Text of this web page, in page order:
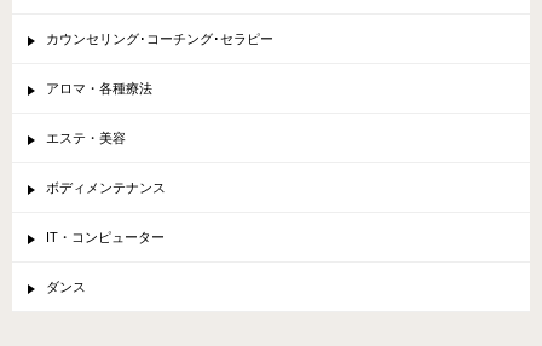
カウンセリング･コーチング･セラピー
アロマ・各種療法
エステ・美容
ボディメンテナンス
IT・コンピューター
ダンス